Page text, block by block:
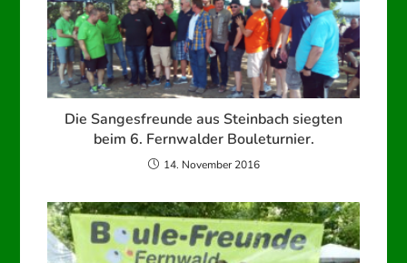
Die Sangesfreunde aus Steinbach siegten
beim 6. Fernwalder Bouleturnier.
14. November 2016